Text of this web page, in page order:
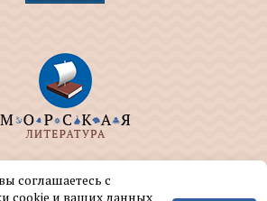
занимается изданием и
книг на морскую тематику.
соглашаетесь с
cookie и ваших данных